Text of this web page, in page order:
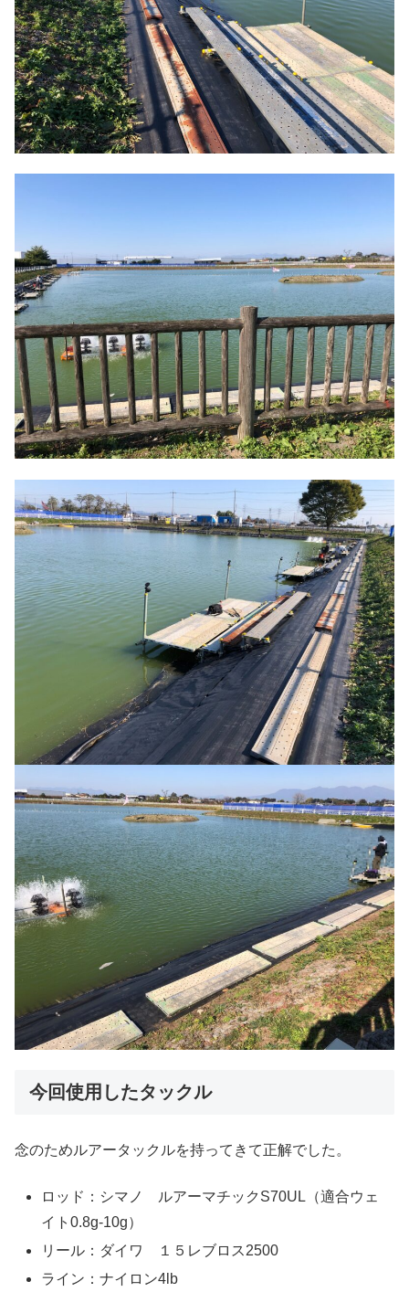
今回使用したタックル
念のためルアータックルを持ってきて正解でした。
ロッド：シマノ ルアーマチックS70UL（適合ウェ
イト0.8g-10g）
リール：ダイワ １５レブロス2500
ライン：ナイロン4lb